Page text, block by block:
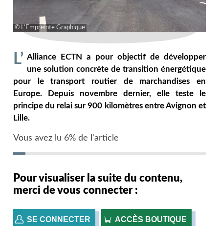
L’Empreinte Graphique
L’ Alliance ECTN a pour objectif de développer
une solution concrète de transition énergétique
pour le transport routier de marchandises en
Europe. Depuis novembre dernier, elle teste le
principe du relai sur 900 kilomètres entre Avignon et
Lille.
Vous avez lu 6% de l'article
Pour visualiser la suite du contenu,
merci de vous connecter :
SE CONNECTER ACCÈS BOUTIQUE